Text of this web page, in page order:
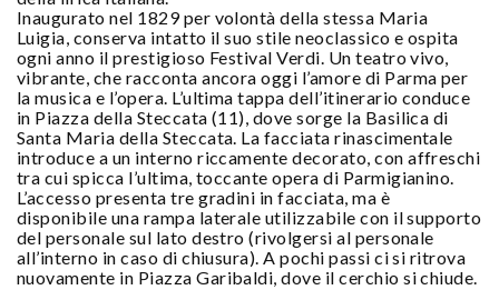
Inaugurato nel 1829 per volontà della stessa Maria
Luigia, conserva intatto il suo stile neoclassico e ospita
ogni anno il prestigioso Festival Verdi. Un teatro vivo,
vibrante, che racconta ancora oggi l’amore di Parma per
la musica e l’opera. L’ultima tappa dell’itinerario conduce
in Piazza della Steccata (11), dove sorge la Basilica di
Santa Maria della Steccata. La facciata rinascimentale
introduce a un interno riccamente decorato, con affreschi
tra cui spicca l’ultima, toccante opera di Parmigianino.
L’accesso presenta tre gradini in facciata, ma è
disponibile una rampa laterale utilizzabile con il supporto
del personale sul lato destro (rivolgersi al personale
all’interno in caso di chiusura). A pochi passi ci si ritrova
nuovamente in Piazza Garibaldi, dove il cerchio si chiude.